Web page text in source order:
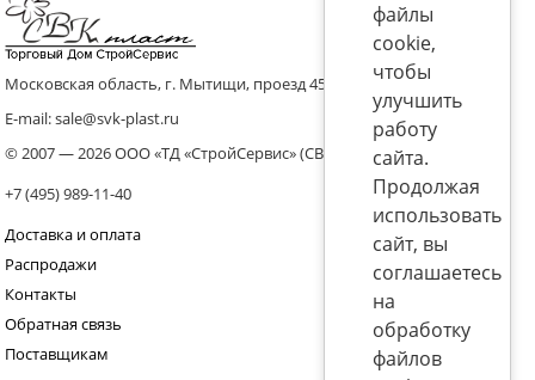
Московская область, г. Мытищи, проезд 4536 владение 8, стр.10
E-mail: sale@svk-plast.ru
© 2007 — 2026 ООО «ТД «СтройСервис» (СВК)
+7 (495) 989-11-40
Доставка и оплата
Распродажи
Контакты
Обратная связь
Поставщикам
файлы
cookie,
чтобы
улучшить
работу
сайта.
Продолжая
использовать
сайт, вы
соглашаетесь
на
обработку
файлов